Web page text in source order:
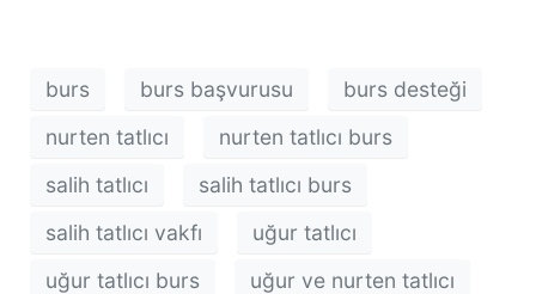
burs burs başvurusu
burs desteği
nurten tatlıcı
nurten tatlıcı burs
salih tatlıcı
salih tatlıcı burs
salih tatlıcı vakfı
uğur tatlıcı
uğur tatlıcı burs
uğur ve nurten tatlıcı